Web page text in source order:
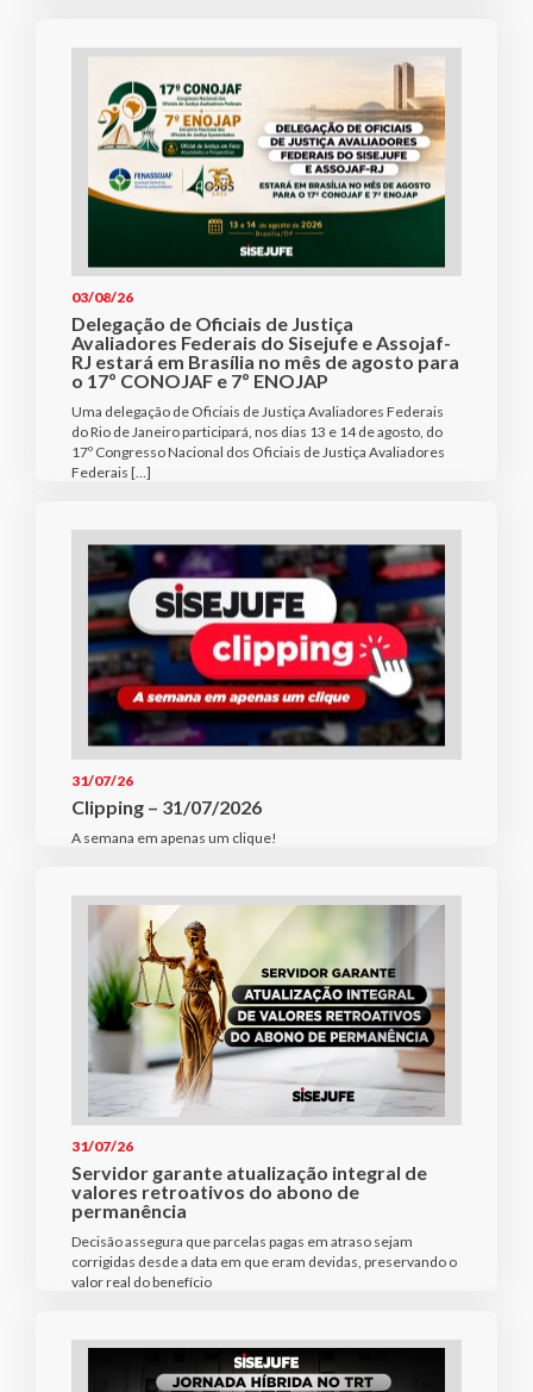
03/08/26
Delegação de Oficiais de Justiça
Avaliadores Federais do Sisejufe e Assojaf-
RJ estará em Brasília no mês de agosto para
o 17º CONOJAF e 7º ENOJAP
Uma delegação de Oficiais de Justiça Avaliadores Federais
do Rio de Janeiro participará, nos dias 13 e 14 de agosto, do
17º Congresso Nacional dos Oficiais de Justiça Avaliadores
Federais […]
31/07/26
Clipping – 31/07/2026
A semana em apenas um clique!
31/07/26
Servidor garante atualização integral de
valores retroativos do abono de
permanência
Decisão assegura que parcelas pagas em atraso sejam
corrigidas desde a data em que eram devidas, preservando o
valor real do benefício